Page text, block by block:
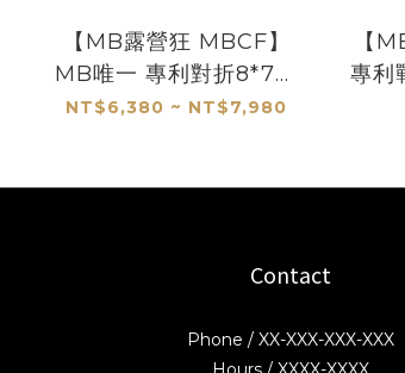
【MB露營狂 MBCF】
MB唯一 專利對折8*7哈
比天幕
NT$6,380 ~ NT$7,980
【
Contact
Phone / XX-XXX-XXX-XXX